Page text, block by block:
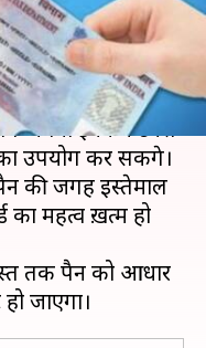
उसमें सरकार ने
अपना इनकम टैक्स
उपयोग कर सकेंगे।
की जगह इस्तेमाल
का महत्व ख़त्म हो
तक पैन को आधार